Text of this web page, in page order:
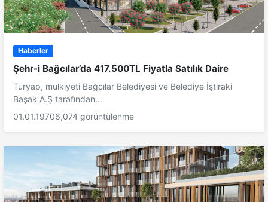
Haberler
Şehr-i Bağcılar’da 417.500TL Fiyatla Satılık Daire
Turyap, mülkiyeti Bağcılar Belediyesi ve Belediye İştiraki
Başak A.Ş tarafından...
01.01.19706,074 görüntülenme